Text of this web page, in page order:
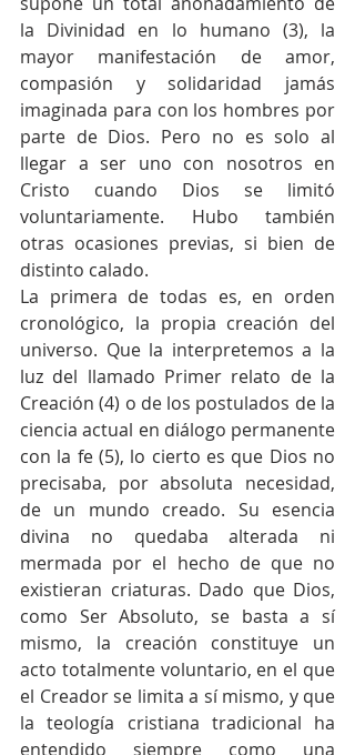
la Divinidad en lo humano (3), la
mayor manifestación de amor,
compasión y solidaridad jamás
imaginada para con los hombres por
parte de Dios. Pero no es solo al
llegar a ser uno con nosotros en
Cristo cuando Dios se limitó
voluntariamente. Hubo también
otras ocasiones previas, si bien de
distinto calado.
La primera de todas es, en orden
cronológico, la propia creación del
universo. Que la interpretemos a la
luz del llamado Primer relato de la
Creación (4) o de los postulados de la
ciencia actual en diálogo permanente
con la fe (5), lo cierto es que Dios no
precisaba, por absoluta necesidad,
de un mundo creado. Su esencia
divina no quedaba alterada ni
mermada por el hecho de que no
existieran criaturas. Dado que Dios,
como Ser Absoluto, se basta a sí
mismo, la creación constituye un
acto totalmente voluntario, en el que
el Creador se limita a sí mismo, y que
la teología cristiana tradicional ha
entendido siempre como una